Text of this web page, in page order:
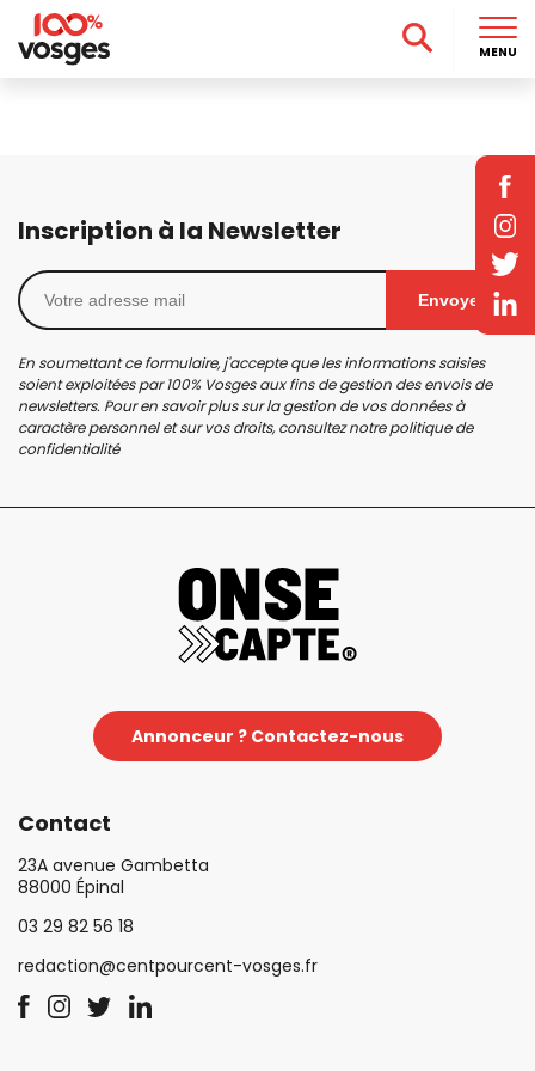
Inscription à la Newsletter
Envoyer
En soumettant ce formulaire, j'accepte que les informations saisies
soient exploitées par 100% Vosges aux fins de gestion des envois de
newsletters. Pour en savoir plus sur la gestion de vos données à
caractère personnel et sur vos droits, consultez notrepolitique de
confidentialité
Annonceur ? Contactez-nous
Contact
23A avenue Gambetta
88000 Épinal
03 29 82 56 18
redaction@centpourcent-vosges.fr
MENU